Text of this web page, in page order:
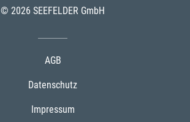
© 2026 SEEFELDER GmbH
AGB
Datenschutz
Impressum